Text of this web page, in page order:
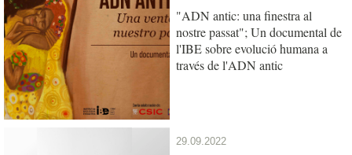
"ADN antic: una finestra al
nostre passat"; Un documental de
l'IBE sobre evolució humana a
través de l'ADN antic
29.09.2022